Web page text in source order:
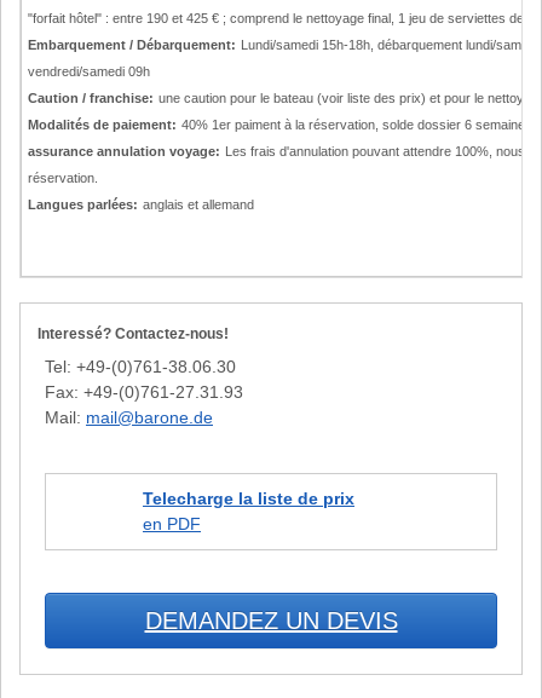
"forfait hôtel" : entre 190 et 425 € ; comprend le nettoyage final, 1 jeu de serviettes de
Embarquement / Débarquement: Lundi/samedi 15h-18h, débarquement lundi/
vendredi/samedi 09h
Caution / franchise: une caution pour le bateau (voir liste des prix) et pour le
Modalités de paiement: 40% 1er paiment à la réservation, solde dossier 6 semaines
assurance annulation voyage: Les frais d'annulation pouvant attendre 100%, nous
réservation.
Langues parlées: anglais et allemand
Interessé? Contactez-nous!
Tel: +49-(0)761-38.06.30
Fax: +49-(0)761-27.31.93
Mail: mail@barone.de
Telecharge la liste de prix
en PDF
DEMANDEZ UN DEVIS